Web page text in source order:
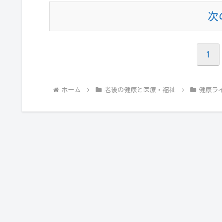
次
1
ホーム 老後の健康と医療・福祉 健康ラ